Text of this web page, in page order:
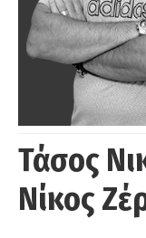
Τάσος
Νίκος